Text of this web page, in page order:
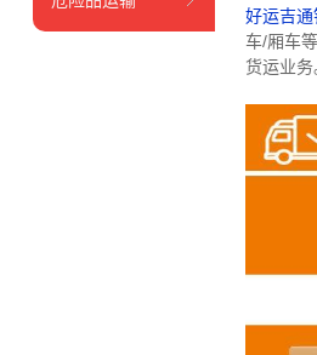
好运吉通
车/厢车
货运业务